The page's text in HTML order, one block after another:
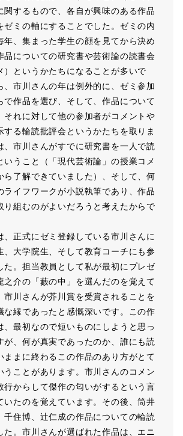
関するもので、各自が興味のある作品
ゼミの軸にすることでした。ゼミの内
年、集まった学生の顔を見てから決め
品についての研究書や芸術論の読書会
）というかたちになることが多いで
、市川さんの年は例外的に、ゼミ参加
で作品を選び、そして、作品について
それに対して他の参加者がコメントや
する輪読批評会というかたちを取りま
、市川さんがすでに研究書を一人で読
いうこと（「現代芸術論」の授業コメ
ら了解できていました）、そして、何
ライフワークが小説執筆であり、作品
り組むのがよいだろうと考えたからで
正式にゼミ登録している市川さんに
、大学院生、そして教育コーチにも参
た。担当教員として私が最初にプレゼ
之介の「藪の中」を選んだのを覚えて
市川さんが芥川賞を受賞されることを
な縁であったと感慨深いです。この作
、最初なので短いものにしようと思っ
が、何が真実であったのか、誰にも読
ままに終わるこの作品のあり方がとて
うことがあります。市川さんのコメン
行からして傑作の匂いがするという言
いたのを覚えています。その後、筒井
千住博、辻仁成の作品についての輪読
た。市川さんが選ばれた作品は、エニ